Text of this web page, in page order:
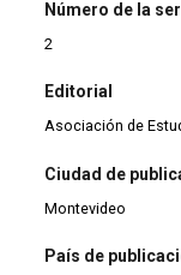
Número de la
2
Editorial
Asociación de
Ciudad de
Montevideo
País de